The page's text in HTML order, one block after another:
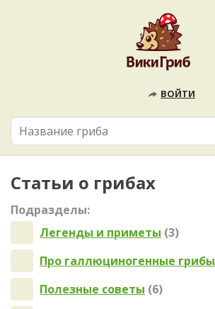
ВОЙТИ
Статьи о грибах
Подразделы:
Легенды и приметы (3)
Про галлюциногенные грибы
Полезные советы (6)